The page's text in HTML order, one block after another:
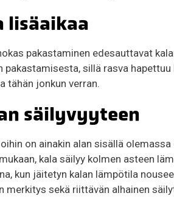
lisäaikaa
pakastaminen edesauttavat
pakastamisesta, sillä rasva
tähän jonkun verran.
säilyvyyteen
on ainakin alan sisällä
kala säilyy kolmen asteen
kun jäitetyn kalan lämpötila
merkitys sekä riittävän alhainen